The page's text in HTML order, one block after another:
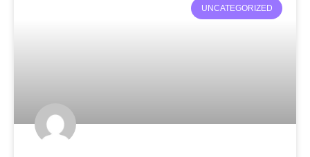
UNCATEGORIZED